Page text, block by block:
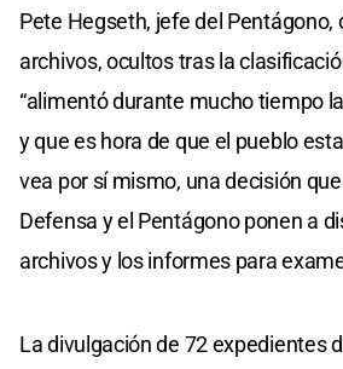
Pete Hegseth, jefe del Pentágono,
archivos, ocultos tras la
“alimentó durante mucho tiempo
y que es hora de que el pueblo
vea por sí mismo, una decisión
Defensa y el Pentágono ponen a
archivos y los informes para
La divulgación de 72 expedientes